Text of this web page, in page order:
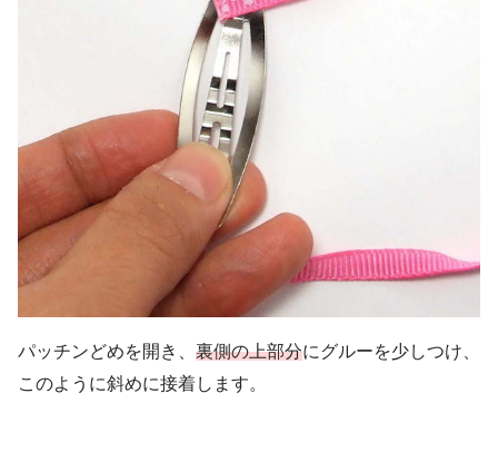
パッチンどめを開き、 裏側の上部分にグルーを少しつけ、
このように斜めに接着します。